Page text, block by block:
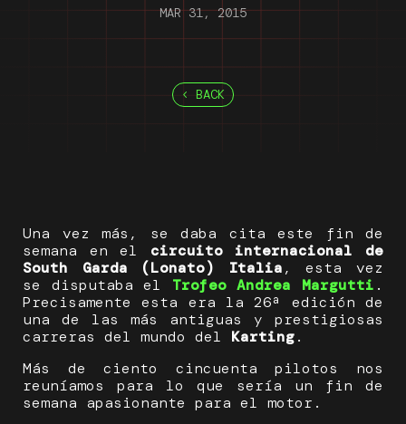
MAR 31, 2015
BACK
Una vez más, se daba cita este fin de
semana en el circuito internacional de
South Garda (Lonato) Italia, esta vez
se disputaba el Trofeo Andrea Margutti .
Precisamente esta era la 26ª edición de
una de las más antiguas y prestigiosas
carreras del mundo del Karting.
Más de ciento cincuenta pilotos nos
reuníamos para lo que sería un fin de
semana apasionante para el motor.